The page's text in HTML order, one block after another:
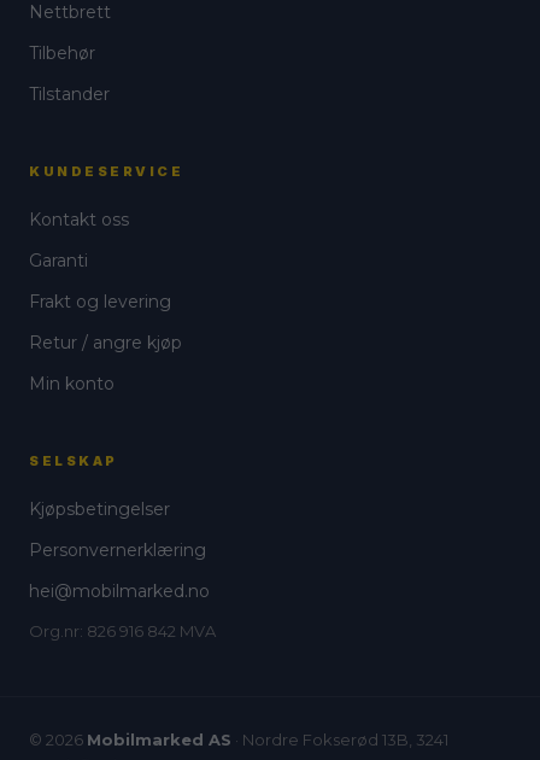
Nettbrett
Tilbehør
Tilstander
KUNDESERVICE
Kontakt oss
Garanti
Frakt og levering
Retur / angre kjøp
Min konto
SELSKAP
Kjøpsbetingelser
Personvernerklæring
hei@mobilmarked.no
Org.nr: 826 916 842 MVA
© 2026 Mobilmarked AS · Nordre Fokserød 13B, 3241